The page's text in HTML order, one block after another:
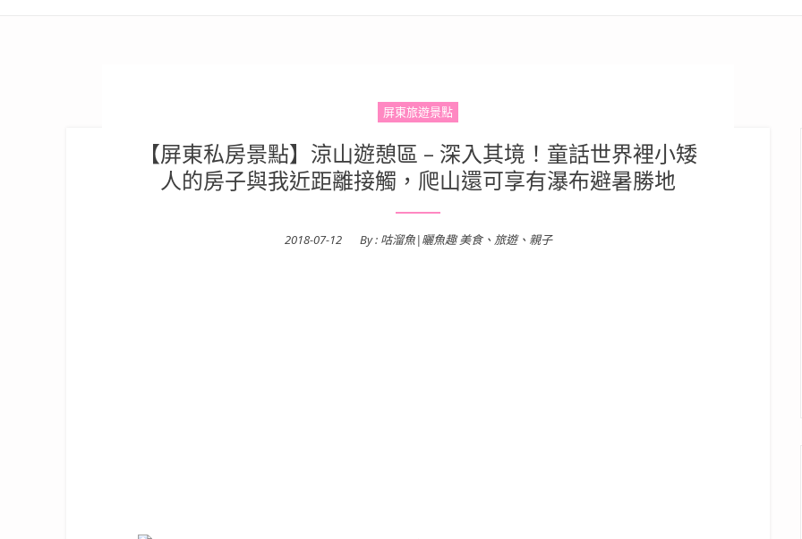
屏東旅遊景點
【屏東私房景點】涼山遊憩區 – 深入其境！童話世界裡小矮
人的房子與我近距離接觸，爬山還可享有瀑布避暑勝地
Posted
2018-07-12 By : 咕溜魚|曬魚趣 美食、旅遊、親子